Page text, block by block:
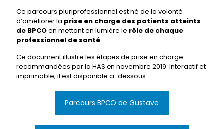
Ce parcours pluriprofessionnel est né de la volonté
d’améliorer la prise en charge des patients atteints
de BPCOen mettant en lumière le rôle de chaque
professionnel de santé.
Ce document illustre les étapes de prise en charge
recommandées par la HAS en novembre 2019. Interactif et
imprimable, il est disponible ci-dessous
Parcours BPCO de Gustave